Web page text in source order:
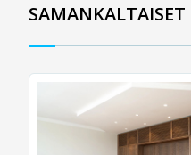
SAMANKALTAISET